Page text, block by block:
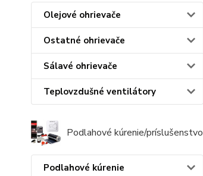
Olejové ohrievače
Ostatné ohrievače
Sálavé ohrievače
Teplovzdušné ventilátory
Podlahové kúrenie/príslušenstvo
Podlahové kúrenie